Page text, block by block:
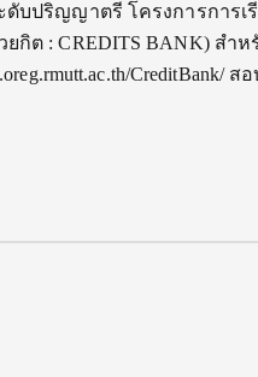
ดับปริญญาตรี โครงการการเ
ต : CREDITS BANK) สำห
CreditBank/ ส